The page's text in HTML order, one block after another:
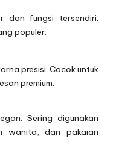
dan fungsi tersendiri.
populer:
presisi. Cocok untuk
premium.
Sering digunakan
wanita, dan pakaian